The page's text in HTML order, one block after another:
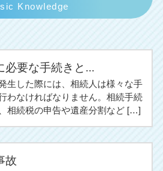
Knowledge
必要な手続きと...
生した際には、相続人は様々な手
わなければなりません。相続手続
相続税の申告や遺産分割など […]
故